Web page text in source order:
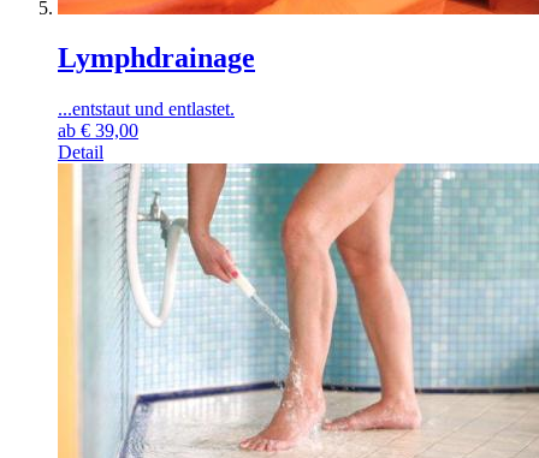
Lymphdrainage
...entstaut und entlastet.
ab € 39,00
Detail